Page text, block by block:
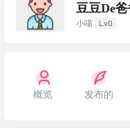
豆豆De
小喵 Lv0
概览 发布的